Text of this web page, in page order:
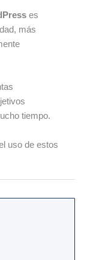
es
más
tiempo.
uso de estos